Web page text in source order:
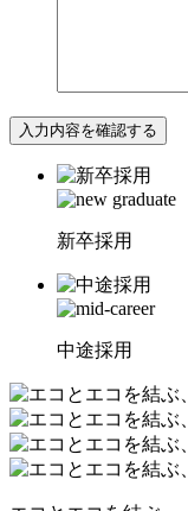
入力内容を確認する
新卒採用
中途採用